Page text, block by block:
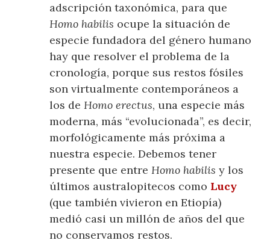
adscripción taxonómica, para que
Homo habilis ocupe la situación de
especie fundadora del género humano
hay que resolver el problema de la
cronología, porque sus restos fósiles
son virtualmente contemporáneos a
los deHomo erectus, una especie más
moderna, más “evolucionada”, es decir,
morfológicamente más próxima a
nuestra especie. Debemos tener
presente que entreHomo habilis y los
últimos australopitecos como Lucy
(que también vivieron en Etiopía)
medió casi un millón de años del que
no conservamos restos.